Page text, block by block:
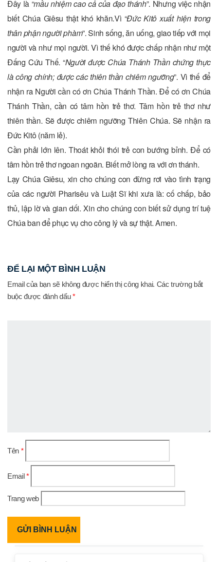
Đây là “mầu nhiệm cao cả của đạo thánh”. Nhưng việc nhận
biết Chúa Giêsu thật khó khăn.Vì “Đức Kitô xuất hiện trong
thân phận người phàm”. Sinh sống, ăn uống, giao tiếp với mọi
người và như mọi người. Vì thế khó được chấp nhận như một
Đấng Cứu Thế. “Người được Chúa Thánh Thần chứng thực
là công chính; được các thiên thần chiêm ngưỡng”. Vì thế để
nhận ra Người cần có ơn Chúa Thánh Thần. Để có ơn Chúa
Thánh Thần, cần có tâm hồn trẻ thơ. Tâm hồn trẻ thơ như
thiên thần. Sẽ được chiêm ngưỡng Thiên Chúa. Sẽ nhận ra
Đức Kitô (năm lẻ).
Cần phải lớn lên. Thoát khỏi thói trẻ con bướng bỉnh. Để có
tâm hồn trẻ thơ ngoan ngoãn. Biết mở lòng ra với ơn thánh.
Lạy Chúa Giêsu, xin cho chúng con đừng rơi vào tình trạng
của các người Pharisêu và Luật Sĩ khi xưa là: cố chấp, bảo
thủ, lập lờ và gian dối. Xin cho chúng con biết sử dụng trí tuệ
Chúa ban để phục vụ cho công lý và sự thật. Amen.
ĐỂ LẠI MỘT BÌNH LUẬN
Email của bạn sẽ không được hiển thị công khai. Các trường bắt
buộc được đánh dấu*
Tên *
Email*
Trang web